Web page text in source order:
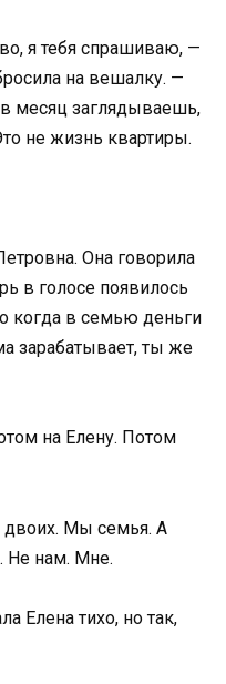
я тебя спрашиваю, —
на вешалку. —
месяц заглядываешь,
не жизнь квартиры.
Она говорила
в голосе появилось
когда в семью деньги
зарабатывает, ты же
на Елену. Потом
двоих. Мы семья. А
Не нам. Мне.
Елена тихо, но так,